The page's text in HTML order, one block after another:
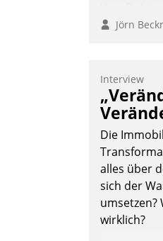
Jörn
Interview
Die
alles über
sich der
umsetzen?
wirklich?